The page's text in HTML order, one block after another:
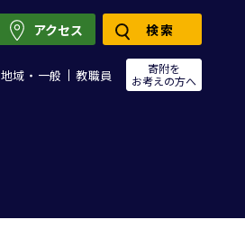
地域・一般 教職員
寄附を
お考えの方へ
アクセス 検索